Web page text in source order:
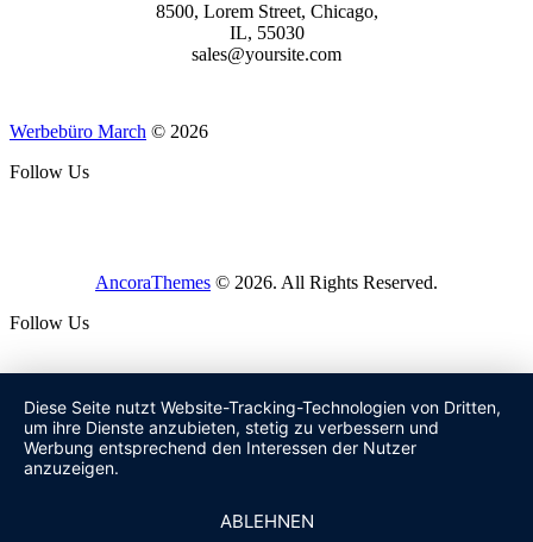
8500, Lorem Street, Chicago,
IL, 55030
sales@yoursite.com
Werbebüro March © 2026
Follow Us
AncoraThemes © 2026. All Rights Reserved.
Follow Us
Diese Seite nutzt Website-Tracking-Technologien von Dritten,
um ihre Dienste anzubieten, stetig zu verbessern und
Werbung entsprechend den Interessen der Nutzer
anzuzeigen.
ABLEHNEN